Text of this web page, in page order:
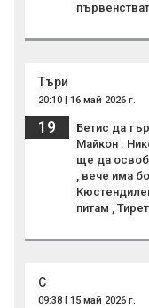
Търи
20:10 | 16 май 2026 г.
19
Бетис да
Майкон .
ще да
, вече има
питам ,
С
09:38 | 15 май 2026 г.